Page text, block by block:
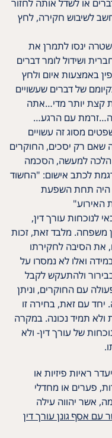
או לשדל אותה לחזור
לשיבוש חקירה, לחץ
ינסו לתמרן את
ושידול לומר דברים
באמצעות איום ולחץ
של דברים שעשויים
קצת יותר מדי…אתה
עם הרגע…
מסוג זה עשויים
רק יסכים, החוקרים
הלכה למעשה, הסכמה
לכתב אישום: "החשוד
היה תחת השפעת
האירוע"
לנוכחות עורך דין,
משפחה. מלבד זאת, זכות
את הסיבה לחקירתו
ואלו לא נמסרו על
ולהתעקש לקבל
עם החוקרים, וניתן
עם זאת, בחירה זו
תמיד נכונה. במקרה
של עורך דין- ולא
ראיות פיזיות או
פערים או מחדלי
אשר יהווה עילה
עם אסף גונן עורך דין